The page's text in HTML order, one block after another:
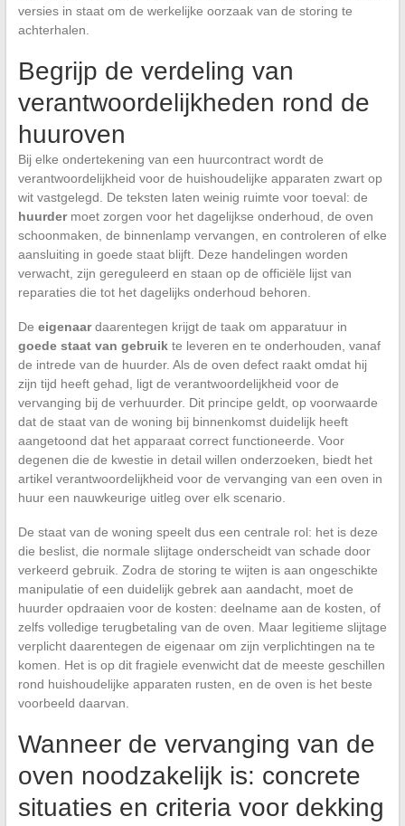
versies in staat om de werkelijke oorzaak van de storing te
achterhalen.
Begrijp de verdeling van
verantwoordelijkheden rond de
huuroven
Bij elke ondertekening van een huurcontract wordt de
verantwoordelijkheid voor de huishoudelijke apparaten zwart op
wit vastgelegd. De teksten laten weinig ruimte voor toeval: de
huurdermoet zorgen voor het dagelijkse onderhoud, de oven
schoonmaken, de binnenlamp vervangen, en controleren of elke
aansluiting in goede staat blijft. Deze handelingen worden
verwacht, zijn gereguleerd en staan op de officiële lijst van
reparaties die tot het dagelijks onderhoud behoren.
De eigenaardaarentegen krijgt de taak om apparatuur in
goede staat van gebruikte leveren en te onderhouden, vanaf
de intrede van de huurder. Als de oven defect raakt omdat hij
zijn tijd heeft gehad, ligt de verantwoordelijkheid voor de
vervanging bij de verhuurder. Dit principe geldt, op voorwaarde
dat de staat van de woning bij binnenkomst duidelijk heeft
aangetoond dat het apparaat correct functioneerde. Voor
degenen die de kwestie in detail willen onderzoeken, biedt het
artikel verantwoordelijkheid voor de vervanging van een oven in
huur een nauwkeurige uitleg over elk scenario.
De staat van de woning speelt dus een centrale rol: het is deze
die beslist, die normale slijtage onderscheidt van schade door
verkeerd gebruik. Zodra de storing te wijten is aan ongeschikte
manipulatie of een duidelijk gebrek aan aandacht, moet de
huurder opdraaien voor de kosten: deelname aan de kosten, of
zelfs volledige terugbetaling van de oven. Maar legitieme slijtage
verplicht daarentegen de eigenaar om zijn verplichtingen na te
komen. Het is op dit fragiele evenwicht dat de meeste geschillen
rond huishoudelijke apparaten rusten, en de oven is het beste
voorbeeld daarvan.
Wanneer de vervanging van de
oven noodzakelijk is: concrete
situaties en criteria voor dekking